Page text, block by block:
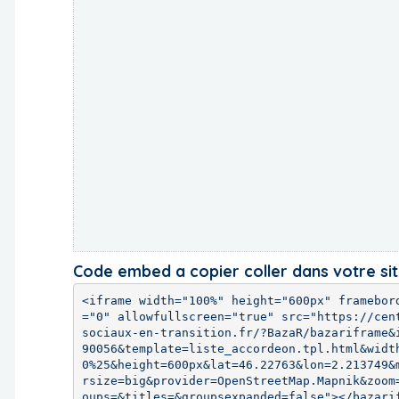
Code embed a copier coller dans votre
<iframe width="100%" height="600px"
="0" allowfullscreen="true" src="https://
sociaux-en-transition.fr/?BazaR/